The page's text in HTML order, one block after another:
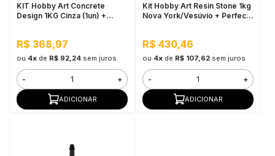
KIT Hobby Art Concrete
Design 1KG Cinza (1un) +
Suculenta c/ 3 (1un)
R$ 368,97
ou 4xde R$ 92,24 sem juros
- +
ADICIONAR
Kit Hobby Art Resin Stone 1kg
Nova York/Vesúvio + Perfect
R$ 430,46
ou 4xde R$ 107,62 sem juros
- +
ADICIONAR